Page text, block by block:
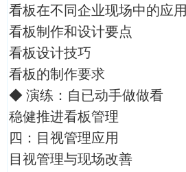
看板在不同企业现场中的应用
看板制作和设计要点
看板设计技巧
看板的制作要求
◆ 演练：自已动手做做看
稳健推进看板管理
四：目视管理应用
目视管理与现场改善